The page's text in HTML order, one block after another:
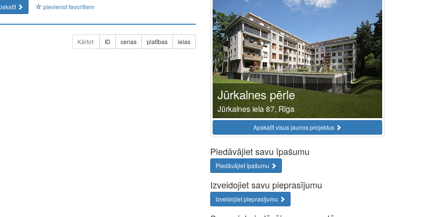
pievienot favorītiem
Kārtot: ID cenas platības ielas
Jūrkalnes pērle
Jūrkalnes iela 87, Rīga
Apskatīt visus jaunos projektus
Piedāvājiet savu īpašumu
Piedāvājiet īpašumu
Izveidojiet savu pieprasījumu
Izveidojiet pieprasījumu